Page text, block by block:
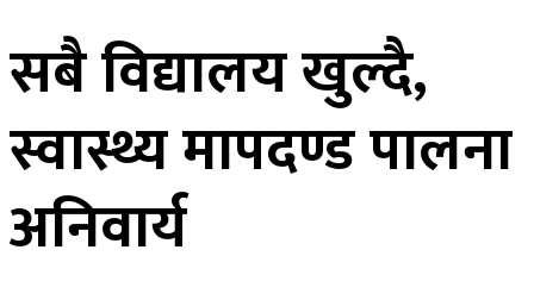
सबै विद्यालय खुल्दै,
स्वास्थ्य मापदण्ड पालना
अनिवार्य